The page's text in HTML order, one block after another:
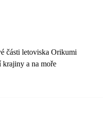
části letoviska Orikumi
a na moře